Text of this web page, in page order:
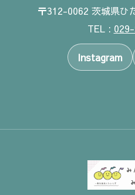
〒312-0062 茨城県ひ
TEL :
Instagram